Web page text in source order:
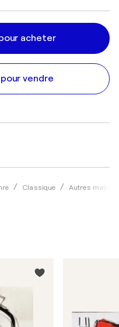
Classique Autres
acheter
vendre